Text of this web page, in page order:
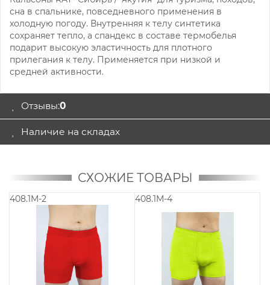
сна в спальнике, повседневного применения в
холодную погоду. Внутренняя к телу синтетика
сохраняет тепло, а спандекс в составе термобелья
подарит высокую эластичность для плотного
прилегания к телу. Применяется при низкой и
средней активности.
Отзывы:0
Наличие на складах
СХОЖИЕ ТОВАРЫ
408.1M-1 408M-5